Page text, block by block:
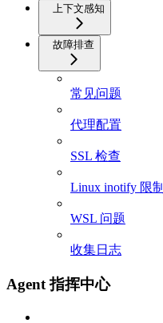
上下文感知
故障排查
常见问题
代理配置
SSL 检查
Linux inotify 限制
WSL 问题
收集日志
Agent 指挥中心